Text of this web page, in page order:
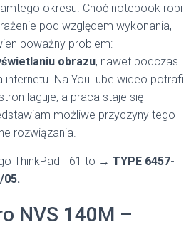
okresu. Choć notebook robi
pod względem wykonania,
poważny problem:
obrazu, nawet podczas
internetu. Na YouTube wideo potrafi
laguje, a praca staje się
możliwe przyczyny tego
rozwiązania.
ThinkPad T61 to → TYPE 6457-
05.
NVS 140M –